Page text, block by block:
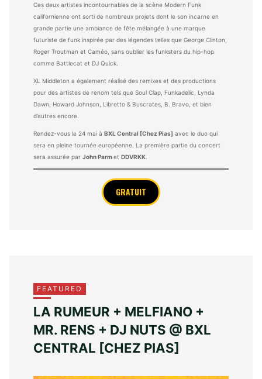
Ces deux artistes incontournables de la scène Modern Funk
californienne ont sorti de nombreux projets dont le son incarne en
grande partie une ambiance de fête mélangée à une marque
futuriste de funk inspirée par des légendes telles que George Clinton,
Roger Troutman et Caméo, sans oublier les funksters du hip-hop
comme Battlecat et DJ Quick.
XL Middleton a également réalisé des remixes et des productions
pour des artistes de renom tels que Soul Clap, Funkadelic, Lynda
Dawn, Howard Johnson, Libretto & Buscrates, B. Bravo, et bien
d’autres encore.
Rendez-vous le 24 mai àBXL Central [Chez Pias] avec le duo qui
sera en pleine tournée européenne. La première partie du concert
sera assurée parJohn ParmetDDVRKK
GRATUIT
FEATURED
LA RUMEUR + MELFIANO +
MR. RENS + DJ NUTS @ BXL
CENTRAL [CHEZ PIAS]